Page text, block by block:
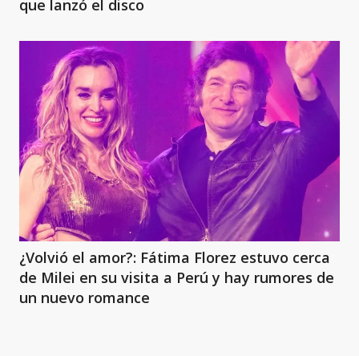
que lanzó el disco
¿Volvió el amor?: Fátima Florez estuvo cerca
de Milei en su visita a Perú y hay rumores de
un nuevo romance